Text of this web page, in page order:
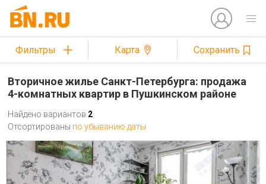
Фильтры Карта Сохранить
Вторичное жилье Санкт-Петербурга: продажа
4-комнатных квартир в Пушкинском районе
Найдено вариантов 2
Отсортированы по убыванию даты